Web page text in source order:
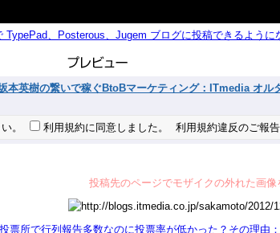
TypePad、Posterous、Jugem ブログに投稿できるように
本英樹の繋いで稼ぐBtoBマーケティング：ITmedia オル
。 利用規約に同意しました。 利用規約違反のご報
投稿先のページでモザイクの外れた画像
投票所で行列報告多数なのに投票率が低かった？その理由